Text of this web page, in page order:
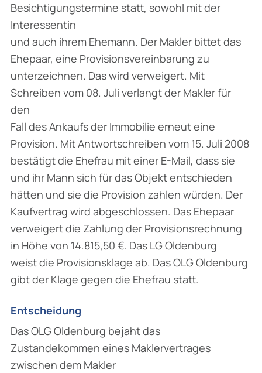
Besichtigungstermine statt, sowohl mit der
Interessentin
und auch ihrem Ehemann. Der Makler bittet das
Ehepaar, eine Provisionsvereinbarung zu
unterzeichnen. Das wird verweigert. Mit
Schreiben vom 08. Juli verlangt der Makler für
den
Fall des Ankaufs der Immobilie erneut eine
Provision. Mit Antwortschreiben vom 15. Juli 2008
bestätigt die Ehefrau mit einer E-Mail, dass sie
und ihr Mann sich für das Objekt entschieden
hätten und sie die Provision zahlen würden. Der
Kaufvertrag wird abgeschlossen. Das Ehepaar
verweigert die Zahlung der Provisionsrechnung
in Höhe von 14.815,50 €. Das LG Oldenburg
weist die Provisionsklage ab. Das OLG Oldenburg
gibt der Klage gegen die Ehefrau statt.
Entscheidung
Das OLG Oldenburg bejaht das
Zustandekommen eines Maklervertrages
zwischen dem Makler